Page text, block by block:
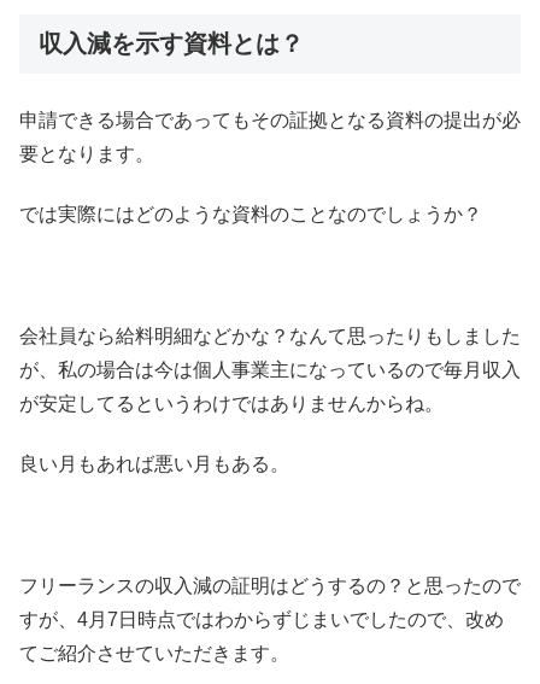
収入減を示す資料とは？
申請できる場合であってもその証拠となる資料の提出が必
要となります。
では実際にはどのような資料のことなのでしょうか？
会社員なら給料明細などかな？なんて思ったりもしました
が、私の場合は今は個人事業主になっているので毎月収入
が安定してるというわけではありませんからね。
良い月もあれば悪い月もある。
フリーランスの収入減の証明はどうするの？と思ったので
すが、4月7日時点ではわからずじまいでしたので、改め
てご紹介させていただきます。